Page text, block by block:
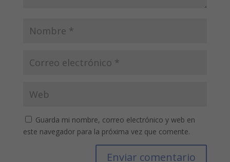
Guarda mi nombre, correo electrónico y web en
este navegador para la próxima vez que comente.